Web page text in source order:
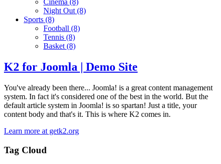
Cinema (8)
Night Out(8)
Sports (8)
Football (8)
Tennis (8)
Basket(8)
K2 for Joomla | Demo Site
You've already been there... Joomla! is a great content management
system. In fact it's considered one of the best in the world. But the
default article system in Joomla! is so spartan! Just a title, your
content body and that's it. This is where K2 comes in.
Learn more at getk2.org
Tag Cloud